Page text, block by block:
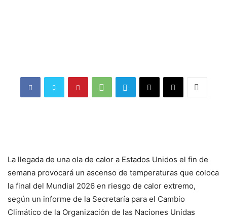
La llegada de una ola de calor a Estados Unidos el fin de
semana provocará un ascenso de temperaturas que coloca
la final del Mundial 2026 en riesgo de calor extremo,
según un informe de la Secretaría para el Cambio
Climático de la Organización de las Naciones Unidas